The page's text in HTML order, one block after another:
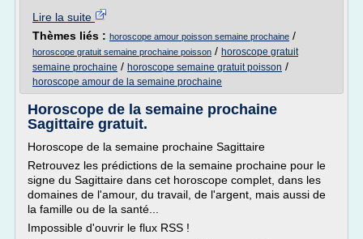
Lire la suite
Thèmes liés : horoscope amour poisson semaine prochaine /
horoscope gratuit semaine prochaine poisson / horoscope gratuit
semaine prochaine / horoscope semaine gratuit poisson /
horoscope amour de la semaine prochaine
Horoscope de la semaine prochaine
Sagittaire gratuit.
Horoscope de la semaine prochaine Sagittaire
Retrouvez les prédictions de la semaine prochaine pour le
signe du Sagittaire dans cet horoscope complet, dans les
domaines de l'amour, du travail, de l'argent, mais aussi de
la famille ou de la santé...
Impossible d'ouvrir le flux RSS !